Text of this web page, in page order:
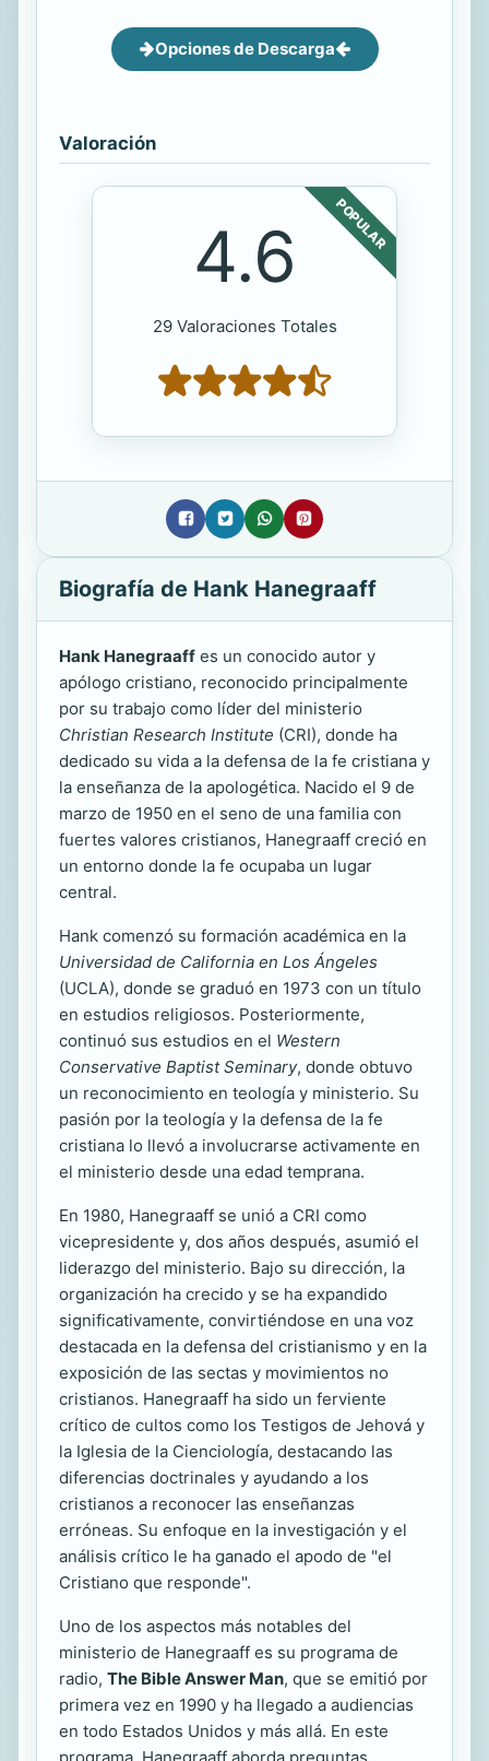
Opciones de Descarga
Valoración
POPULAR
4.6
29 Valoraciones Totales
Biografía de Hank Hanegraaff
Hank Hanegraaff es un conocido autor y
apólogo cristiano, reconocido principalmente
por su trabajo como líder del ministerio
Christian Research Institute (CRI), donde ha
dedicado su vida a la defensa de la fe cristiana y
la enseñanza de la apologética. Nacido el 9 de
marzo de 1950 en el seno de una familia con
fuertes valores cristianos, Hanegraaff creció en
un entorno donde la fe ocupaba un lugar
central.
Hank comenzó su formación académica en la
Universidad de California en Los Ángeles
(UCLA), donde se graduó en 1973 con un título
en estudios religiosos. Posteriormente,
continuó sus estudios en el Western
Conservative Baptist Seminary, donde obtuvo
un reconocimiento en teología y ministerio. Su
pasión por la teología y la defensa de la fe
cristiana lo llevó a involucrarse activamente en
el ministerio desde una edad temprana.
En 1980, Hanegraaff se unió a CRI como
vicepresidente y, dos años después, asumió el
liderazgo del ministerio. Bajo su dirección, la
organización ha crecido y se ha expandido
significativamente, convirtiéndose en una voz
destacada en la defensa del cristianismo y en la
exposición de las sectas y movimientos no
cristianos. Hanegraaff ha sido un ferviente
crítico de cultos como los Testigos de Jehová y
la Iglesia de la Cienciología, destacando las
diferencias doctrinales y ayudando a los
cristianos a reconocer las enseñanzas
erróneas. Su enfoque en la investigación y el
análisis crítico le ha ganado el apodo de "el
Cristiano que responde".
Uno de los aspectos más notables del
ministerio de Hanegraaff es su programa de
radio, The Bible Answer Man, que se emitió por
primera vez en 1990 y ha llegado a audiencias
en todo Estados Unidos y más allá. En este